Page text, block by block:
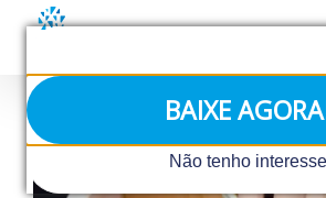
BAIXE
Não tenho interesse
conteúdo